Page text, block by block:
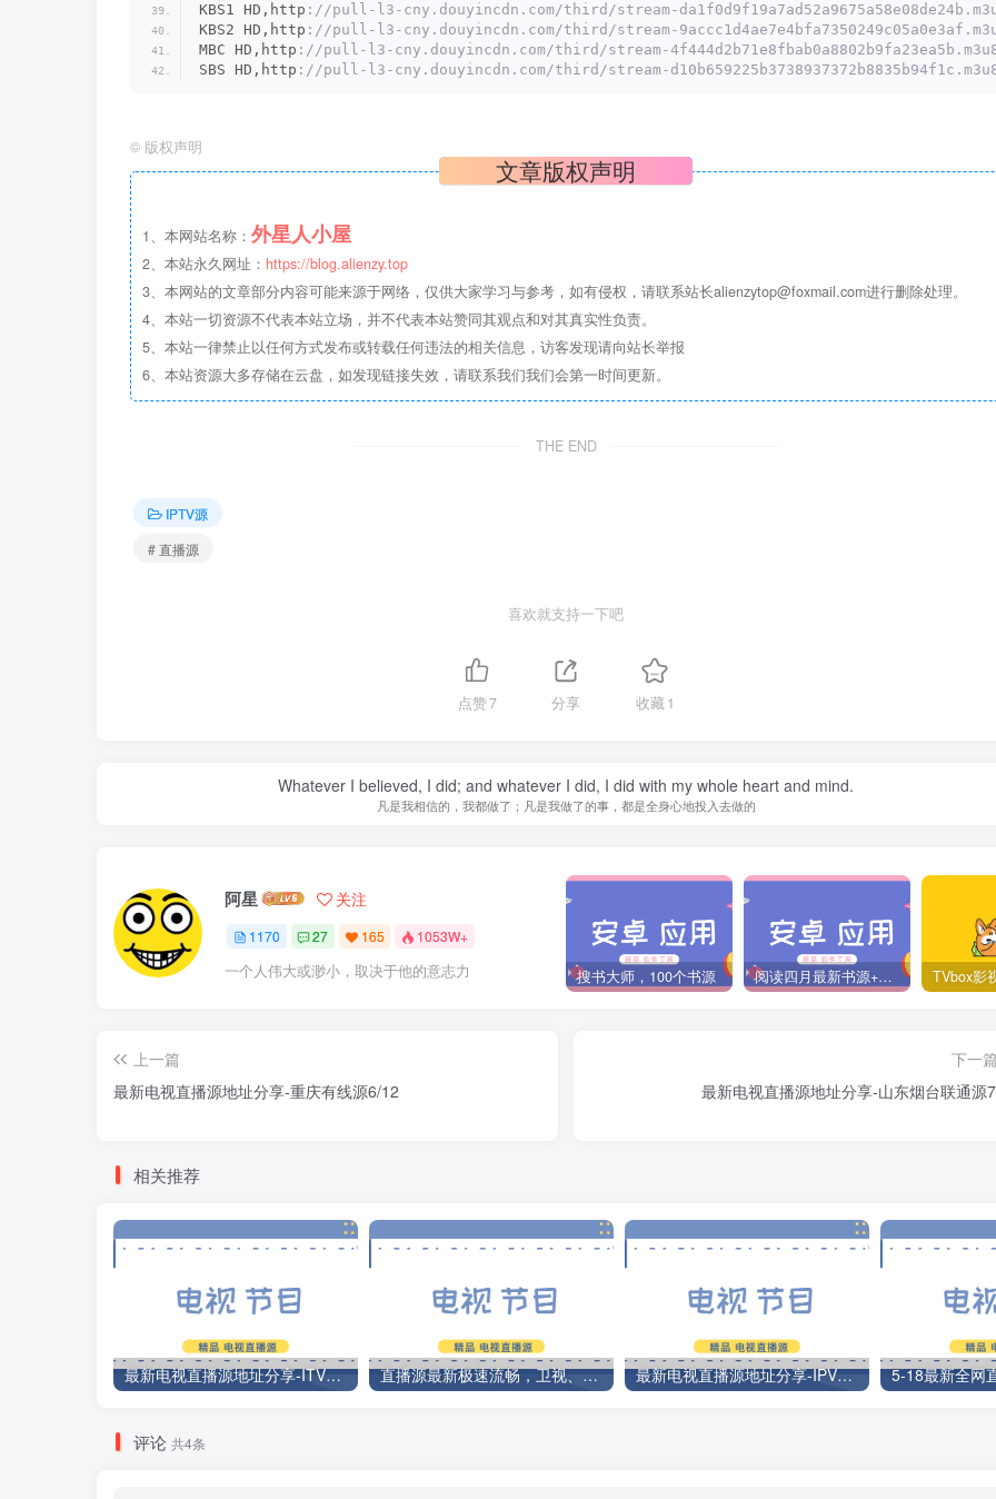
KBS1 HD,http ://pull-l3-cny.douyincdn.com/third/stream-
KBS2 HD,http ://pull-l3-cny.douyincdn.com/third/stream-
MBC HD,http ://pull-l3-cny.douyincdn.com/third/stream-
SBS HD,http ://pull-l3-cny.douyincdn.com/third/stream-
© 版权声明
文章版权声明
1、本网站名称： 外星人小屋
2、本站永久网址： https://blog.alienzy.top
3、本网站的文章部分内容可能来源于网络，仅供大家学习与参考，如有侵权，请联系站长alienzytop@foxmail.com进行删除处理。
4、本站一切资源不代表本站立场，并不代表本站赞同其观点和对其真实性负责。
5、本站一律禁止以任何方式发布或转载任何违法的相关信息，访客发现请向站长举报
6、本站资源大多存储在云盘，如发现链接失效，请联系我们我们会第一时间更新。
THE END
IPTV源
# 直播源
喜欢就支持一下吧
点赞7 分享 收藏1
Whatever I believed, I did; and whatever I did, I did with my whole heart and mind.
凡是我相信的，我都做了；凡是我做了的事，都是全身心地投入去做的
阿星 关注
1170 27 165 1053W+
一个人伟大或渺小，取决于他的意志力 搜书大师，100个书源 阅读四月最新书源+阅读TTS语音引擎安装教程
上一篇
最新电视直播源地址分享-重庆有线源6/12
下一篇
最新电视直播源地址分享-山东烟台联通源
相关推荐
最新电视直播源地址分享-ITV源3/12 直播源最新极速流畅，卫视、央视、newtv、sitv、百事通、咪咕 最新电视直播源地址分享-IPV6可用2/12 5-18最新全网
评论 共4条